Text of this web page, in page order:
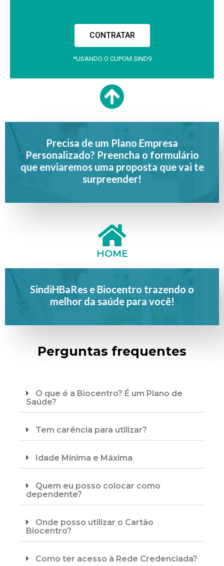
CONTRATAR
*USANDO O CUPOM SIND9
Precisa de um Plano Empresa
Personalizado? Preencha o formulário
que enviaremos uma proposta que vai te
surpreender!
HOME
SindiHBaRes e Biocentro trazendo o
melhor da saúde para você!
Perguntas frequentes
O que é a Biocentro? É um Plano de
Saúde?
Tem carência para utilizar?
Idade Mínima e Máxima
Quem eu posso colocar como
dependente?
Onde posso utilizar o Cartão
Biocentro?
Como ter acesso à Rede Credenciada?